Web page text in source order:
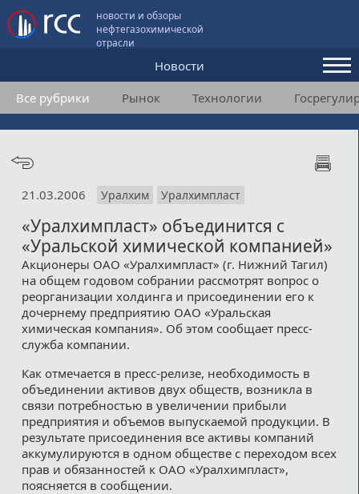
новости и обзоры
нефтегазохимической
отрасли
Новости
Аналитика и мнения
Конференции
Подписка
Пользовательское соглашение
Медиакит
Контакты
Все рубрики Рынок Технологии
21.03.2006 Уралхим Уралхимпласт
«Уралхимпласт» объединится с
«Уральской химической компанией»
Акционеры ОАО «Уралхимпласт» (г. Нижний Тагил)
на общем годовом собрании рассмотрят вопрос о
реорганизации холдинга и присоединении его к
дочернему предприятию ОАО «Уральская
химическая компания». Об этом сообщает пресс-
служба компании.
Как отмечается в пресс-релизе, необходимость в
объединении активов двух обществ, возникла в
связи потребностью в увеличении прибыли
предприятия и объемов выпускаемой продукции. В
результате присоединения все активы компаний
аккумулируются в одном обществе с переходом всех
прав и обязанностей к ОАО «Уралхимпласт»,
поясняется в сообщении.